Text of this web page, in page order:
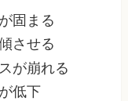
固まる
させる
が崩れる
低下